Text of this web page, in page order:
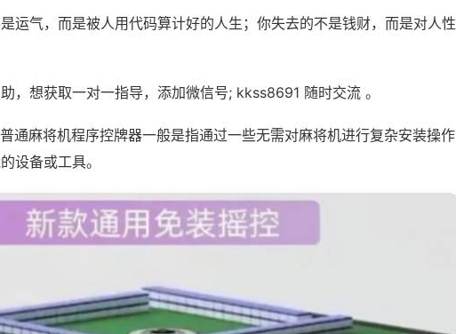
运气，而是被人用代码算计好的人生；你失去的不是钱财，而是对人性
，想获取一对一指导，添加微信号; kkss8691 随时交流 。
通麻将机程序控牌器一般是指通过一些无需对麻将机进行复杂安装操作
设备或工具。